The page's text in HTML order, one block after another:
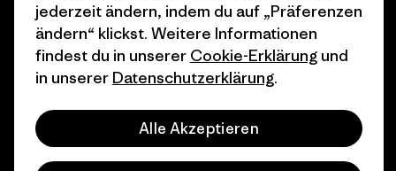
© 2026 Patagonia, Inc. All Rights Reserved.
jederzeit ändern, indem du auf „Präferenzen
ändern“ klickst. Weitere Informationen
findest du in unserer Cookie-Erklärung und
in unserer Datenschutzerklärung.
Alle Akzeptieren